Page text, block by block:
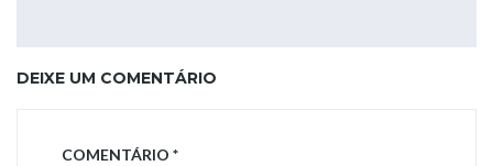
DEIXE UM COMENTÁRIO
COMENTÁRIO *